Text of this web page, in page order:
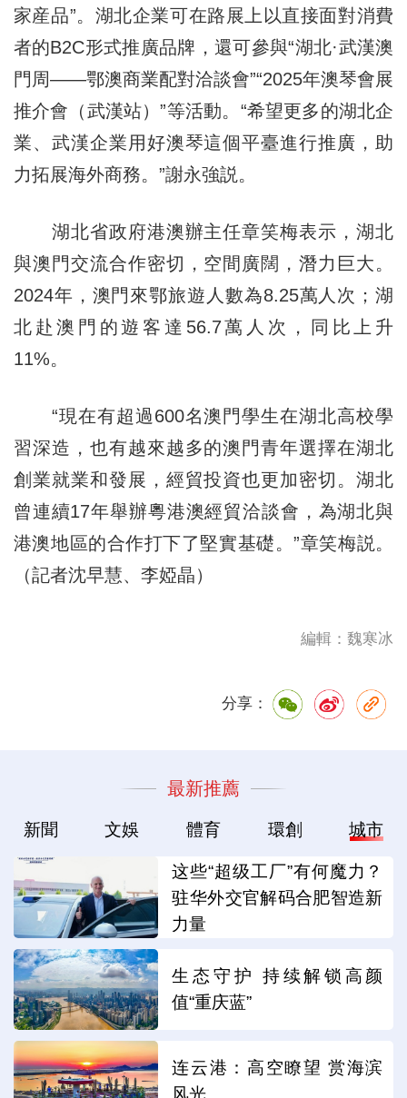
家産品”。湖北企業可在路展上以直接面對消費
者的B2C形式推廣品牌，還可參與“湖北·武漢澳
門周——鄂澳商業配對洽談會”“2025年澳琴會展
推介會（武漢站）”等活動。“希望更多的湖北企
業、武漢企業用好澳琴這個平臺進行推廣，助
力拓展海外商務。”謝永強説。
湖北省政府港澳辦主任章笑梅表示，湖北
與澳門交流合作密切，空間廣闊，潛力巨大。
2024年，澳門來鄂旅遊人數為8.25萬人次；湖
北赴澳門的遊客達56.7萬人次，同比上升
11%。
“現在有超過600名澳門學生在湖北高校學
習深造，也有越來越多的澳門青年選擇在湖北
創業就業和發展，經貿投資也更加密切。湖北
曾連續17年舉辦粵港澳經貿洽談會，為湖北與
港澳地區的合作打下了堅實基礎。”章笑梅説。
（記者沈早慧、李婭晶）
編輯：魏寒冰
分享：
最新推薦
新聞 文娛 體育 環創 城市
这些“超级工厂”有何魔力？
驻华外交官解码合肥智造新
力量
生态守护 持续解锁高颜
值“重庆蓝”
连云港：高空瞭望 赏海滨
风光